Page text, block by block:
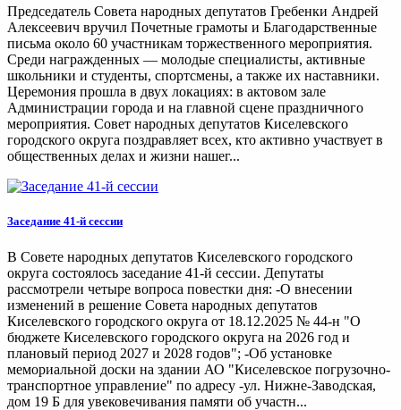
Председатель Совета народных депутатов Гребенки Андрей
Алексеевич вручил Почетные грамоты и Благодарственные
письма около 60 участникам торжественного мероприятия.
Среди награжденных — молодые специалисты, активные
школьники и студенты, спортсмены, а также их наставники.
Церемония прошла в двух локациях: в актовом зале
Администрации города и на главной сцене праздничного
мероприятия. Совет народных депутатов Киселевского
городского округа поздравляет всех, кто активно участвует в
общественных делах и жизни нашег...
Заседание 41-й сессии
В Совете народных депутатов Киселевского городского
округа состоялось заседание 41-й сессии. Депутаты
рассмотрели четыре вопроса повестки дня: -О внесении
изменений в решение Совета народных депутатов
Киселевского городского округа от 18.12.2025 № 44-н "О
бюджете Киселевского городского округа на 2026 год и
плановый период 2027 и 2028 годов"; -Об установке
мемориальной доски на здании АО "Киселевское погрузочно-
транспортное управление" по адресу -ул. Нижне-Заводская,
дом 19 Б для увековечивания памяти об участн...